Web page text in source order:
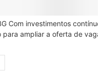
Com investimentos
para ampliar a oferta de